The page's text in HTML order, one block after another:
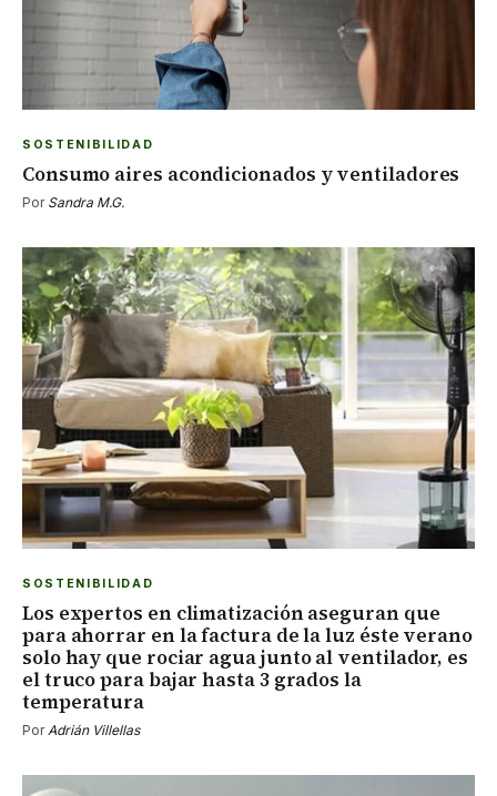
SOSTENIBILIDAD
Consumo aires acondicionados y ventiladores
Por Sandra M.G.
SOSTENIBILIDAD
Los expertos en climatización aseguran que
para ahorrar en la factura de la luz éste verano
solo hay que rociar agua junto al ventilador, es
el truco para bajar hasta 3 grados la
temperatura
PorAdrián Villellas